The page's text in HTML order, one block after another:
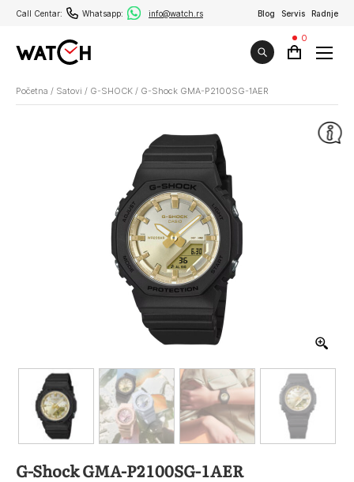
Call Centar: Whatsapp: info@watch.rs Blog Servis Radnje
0
Početna / Satovi / G-SHOCK / G-Shock GMA-P2100SG-1AER
G-Shock GMA-P2100SG-1AER